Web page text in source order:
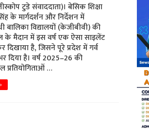
टुडे संवाददाता)। बेसिक शिक्षा
के मार्गदर्शन और निर्देशन में
बालिका विद्यालयों (केजीबीवी) की
के मैदान में इस वर्ष एक ऐसा साइलेंट
दिखाया है, जिसने पूरे प्रदेश में गर्व
दिया है। वर्ष 2025–26 की
प्रतियोगिताओं …